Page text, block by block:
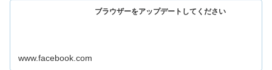
ブラウザーをアップデートしてください
www.facebook.com